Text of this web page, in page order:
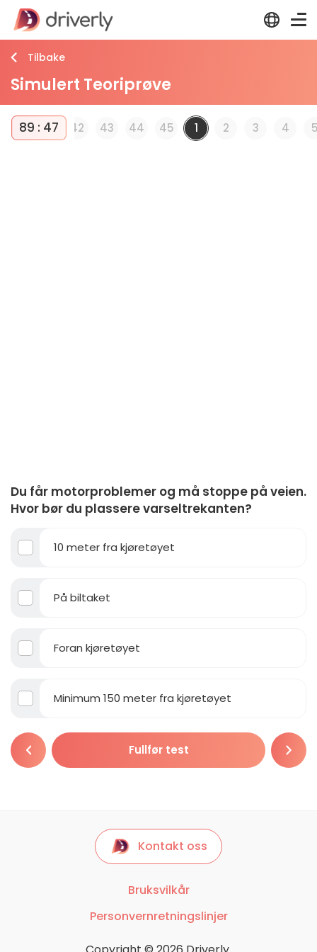
Tilbake
Simulert Teoriprøve
89 : 46
40 41 42 43 44 45 1 2 3 4
Du får motorproblemer og må stoppe på veien.
Hvor bør du plassere varseltrekanten?
10 meter fra kjøretøyet
På biltaket
Foran kjøretøyet
Minimum 150 meter fra kjøretøyet
Fullfør test
Kontakt oss
Bruksvilkår
Personvernretningslinjer